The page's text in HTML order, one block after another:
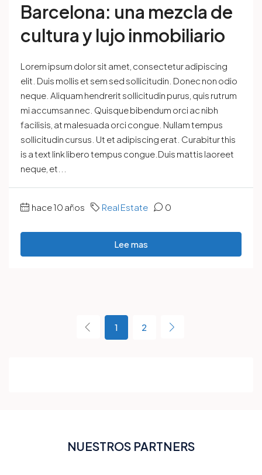
Barcelona: una mezcla de
cultura y lujo inmobiliario
Lorem ipsum dolor sit amet, consectetur adipiscing
elit. Duis mollis et sem sed sollicitudin. Donec non odio
neque. Aliquam hendrerit sollicitudin purus, quis rutrum
mi accumsan nec. Quisque bibendum orci ac nibh
facilisis, at malesuada orci congue. Nullam tempus
sollicitudin cursus. Ut et adipiscing erat. Curabitur this
is a text link libero tempus congue.Duis mattis laoreet
neque, et...
hace 10 años Real Estate 0
Lee mas
1 2
NUESTROS PARTNERS